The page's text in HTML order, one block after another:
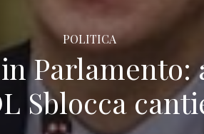
POLITICA
Sblocca